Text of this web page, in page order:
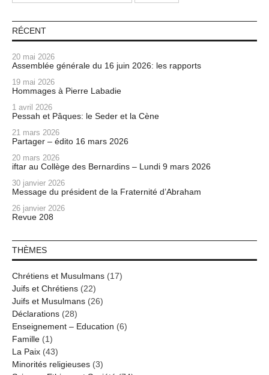
RÉCENT
20 mai 2026
Assemblée générale du 16 juin 2026: les rapports
19 mai 2026
Hommages à Pierre Labadie
1 avril 2026
Pessah et Pâques: le Seder et la Cène
21 mars 2026
Partager – édito 16 mars 2026
20 mars 2026
iftar au Collège des Bernardins – Lundi 9 mars 2026
30 janvier 2026
Message du président de la Fraternité d’Abraham
26 janvier 2026
Revue 208
THÈMES
Chrétiens et Musulmans (17)
Juifs et Chrétiens (22)
Juifs et Musulmans (26)
Déclarations (28)
Enseignement – Education (6)
Famille (1)
La Paix (43)
Minorités religieuses (3)